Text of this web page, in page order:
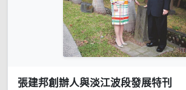
張建邦創辦人與淡江波段發展特刊